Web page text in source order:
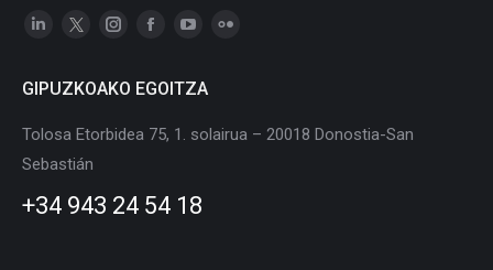
Linkedin
opens
in
X
opens
in
Instagram
opens
in
opens
in
opens
GIPUZKOAKO EGOITZA
Tolosa Etorbidea 75, 1. solairua – 20018 Donostia-San
Sebastián
+34 943 24 54 18